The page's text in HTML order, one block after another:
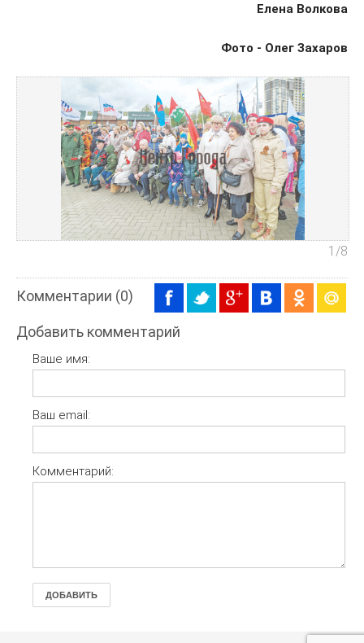
Елена Волкова
Фото - Олег Захаров
1 /8
Комментарии (0)
Добавить комментарий
Ваше имя:
Ваш email:
Комментарий:
ДОБАВИТЬ